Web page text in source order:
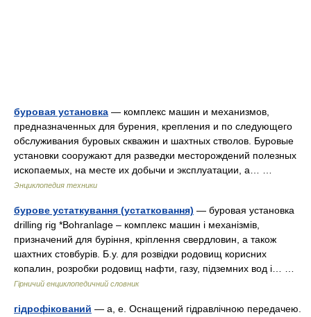
буровая установка — комплекс машин и механизмов,
предназначенных для бурения, крепления и по следующего
обслуживания буровых скважин и шахтных стволов. Буровые
установки сооружают для разведки месторождений полезных
ископаемых, на месте их добычи и эксплуатации, а… …
Энциклопедия техники
бурове устаткування (устатковання) — буровая установка
drilling rig *Bohranlage – комплекс машин і механізмів,
призначений для буріння, кріплення свердловин, а також
шахтних стовбурів. Б.у. для розвідки родовищ корисних
копалин, розробки родовищ нафти, газу, підземних вод і… …
Гірничий енциклопедичний словник
гідрофікований — а, е. Оснащений гідравлічною передачею.